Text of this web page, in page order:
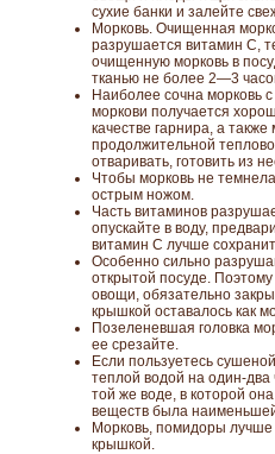
сухие банки и залейте
Морковь. Очищенная
разрушается витамин С,
очищенную морковь в
тканью не более 2—3
Наиболее сочна морковь
моркови получается
качестве гарнира, а
продолжительной
отваривать, готовить из
Чтобы морковь не
острым ножом.
Часть витаминов
опускайте в воду,
витамин С лучше
Особенно сильно
открытой посуде.
овощи, обязательно
крышкой оставалось как
Позеленевшая головка
ее срезайте.
Если пользуетесь
теплой водой на один-два
той же воде, в которой
веществ была
Морковь, помидоры лучше
крышкой.